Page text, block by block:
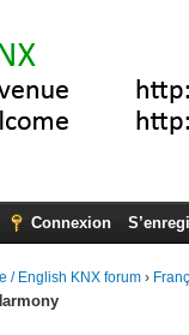
Connexion
/ English KNX forum ›